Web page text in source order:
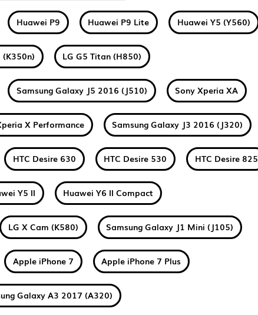
Huawei P9 Huawei P9 Lite Huawei Y5 (Y560)
(K350n) LG G5 Titan (H850)
Samsung Galaxy J5 2016 (J510) Sony Xperia XA
X Performance Samsung Galaxy J3 2016 (J320)
HTC Desire 630 HTC Desire 530 HTC Desire 825
Y5 II Huawei Y6 II Compact
LG X Cam (K580) Samsung Galaxy J1 Mini (J105)
Apple iPhone 7 Apple iPhone 7 Plus
Galaxy A3 2017 (A320)